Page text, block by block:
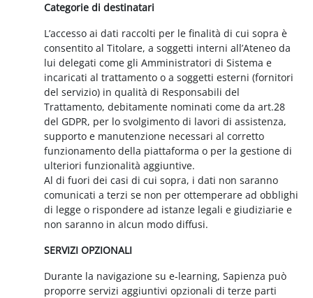
Categorie di destinatari
L’accesso ai dati raccolti per le finalità di cui sopra è
consentito al Titolare, a soggetti interni all’Ateneo da
lui delegati come gli Amministratori di Sistema e
incaricati al trattamento o a soggetti esterni (fornitori
del servizio) in qualità di Responsabili del
Trattamento, debitamente nominati come da art.28
del GDPR, per lo svolgimento di lavori di assistenza,
supporto e manutenzione necessari al corretto
funzionamento della piattaforma o per la gestione di
ulteriori funzionalità aggiuntive.
Al di fuori dei casi di cui sopra, i dati non saranno
comunicati a terzi se non per ottemperare ad obblighi
di legge o rispondere ad istanze legali e giudiziarie e
non saranno in alcun modo diffusi.
SERVIZI OPZIONALI
Durante la navigazione su e-learning, Sapienza può
proporre servizi aggiuntivi opzionali di terze parti